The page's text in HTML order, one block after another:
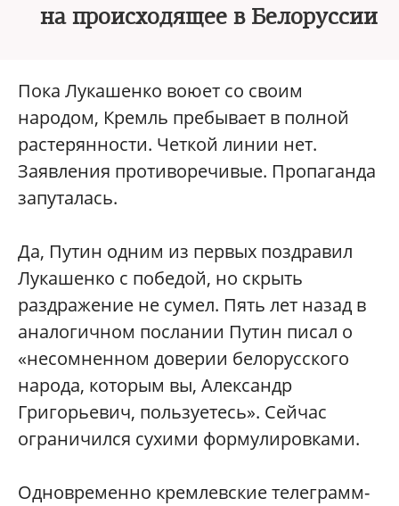
на происходящее в Белоруссии
Пока Лукашенко воюет со своим
народом, Кремль пребывает в полной
растерянности. Четкой линии нет.
Заявления противоречивые. Пропаганда
запуталась.
Да, Путин одним из первых поздравил
Лукашенко с победой, но скрыть
раздражение не сумел. Пять лет назад в
аналогичном послании Путин писал о
«несомненном доверии белорусского
народа, которым вы, Александр
Григорьевич, пользуетесь». Сейчас
ограничился сухими формулировками.
Одновременно кремлевские телеграмм-